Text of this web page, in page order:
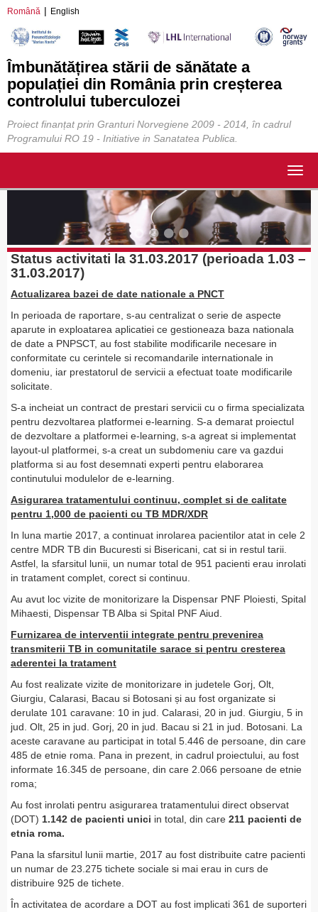
Română English
Îmbunătățirea stării de sănătate a
populației din România prin creșterea
controlului tuberculozei
Proiect finanțat prin Granturi Norvegiene 2009 - 2014, în cadrul
Programului RO 19 - Initiative in Sanatatea Publica.
Status activitati la 31.03.2017 (perioada 1.03 –
31.03.2017)
Actualizarea bazei de date nationale a PNCT
In perioada de raportare, s-au centralizat o serie de aspecte
aparute in exploatarea aplicatiei ce gestioneaza baza nationala
de date a PNPSCT, au fost stabilite modificarile necesare in
conformitate cu cerintele si recomandarile internationale in
domeniu, iar prestatorul de servicii a efectuat toate modificarile
solicitate.
S-a incheiat un contract de prestari servicii cu o firma specializata
pentru dezvoltarea platformei e-learning. S-a demarat proiectul
de dezvoltare a platformei e-learning, s-a agreat si implementat
layout-ul platformei, s-a creat un subdomeniu care va gazdui
platforma si au fost desemnati experti pentru elaborarea
continutului modulelor de e-learning.
Asigurarea tratamentului continuu, complet si de calitate
pentru 1,000 de pacienti cu TB MDR/XDR
In luna martie 2017, a continuat inrolarea pacientilor atat in cele 2
centre MDR TB din Bucuresti si Bisericani, cat si in restul tarii.
Astfel, la sfarsitul lunii, un numar total de 951 pacienti erau inrolati
in tratament complet, corect si continuu.
Au avut loc vizite de monitorizare la Dispensar PNF Ploiesti, Spital
Mihaesti, Dispensar TB Alba si Spital PNF Aiud.
Furnizarea de interventii integrate pentru prevenirea
transmiterii TB in comunitatile sarace si pentru cresterea
aderentei la tratament
Au fost realizate vizite de monitorizare in judetele Gorj, Olt,
Giurgiu, Calarasi, Bacau si Botosani și au fost organizate si
derulate 101 caravane: 10 in jud. Calarasi, 20 in jud. Giurgiu, 5 in
jud. Olt, 25 in jud. Gorj, 20 in jud. Bacau si 21 in jud. Botosani. La
aceste caravane au participat in total 5.446 de persoane, din care
485 de etnie roma. Pana in prezent, in cadrul proiectului, au fost
informate 16.345 de persoane, din care 2.066 persoane de etnie
roma;
Au fost inrolati pentru asigurarea tratamentului direct observat
(DOT) 1.142 de pacienti unici in total, din care 211 pacienti de
etnia roma.
Pana la sfarsitul lunii martie, 2017 au fost distribuite catre pacienti
un numar de 23.275 tichete sociale si mai erau in curs de
distribuire 925 de tichete.
În activitatea de acordare a DOT au fost implicati 361 de suporteri